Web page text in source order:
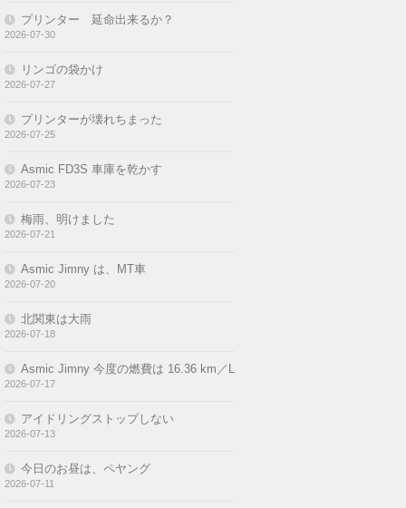
プリンター 延命出来るか？
2026-07-30
リンゴの袋かけ
2026-07-27
プリンターが壊れちまった
2026-07-25
Asmic FD3S 車庫を乾かす
2026-07-23
梅雨、明けました
2026-07-21
Asmic Jimny は、MT車
2026-07-20
北関東は大雨
2026-07-18
Asmic Jimny 今度の燃費は 16.36 km／L
2026-07-17
アイドリングストップしない
2026-07-13
今日のお昼は、ペヤング
2026-07-11